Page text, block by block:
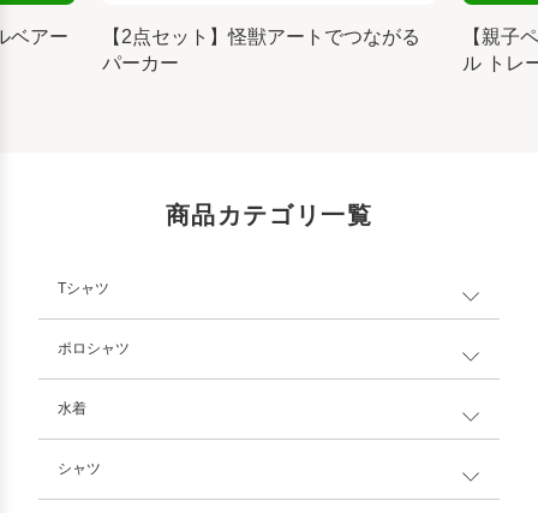
ベアー
【2点セット】怪獣アートでつながる
パーカー
【親子
ル トレ
商品カテゴリ一覧
Tシャツ
ポロシャツ
水着
シャツ